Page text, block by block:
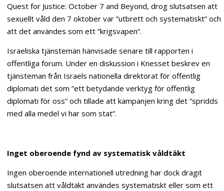
Quest for Justice: October 7 and Beyond, drog slutsatsen att
sexuellt våld den 7 oktober var ”utbrett och systematiskt” och
att det användes som ett ”krigsvapen”.
Israeliska tjänstemän hänvisade senare till rapporten i
offentliga forum. Under en diskussion i Knesset beskrev en
tjänsteman från Israels nationella direktorat för offentlig
diplomati det som ”ett betydande verktyg för offentlig
diplomati för oss” och tillade att kampanjen kring det ”spridds
med alla medel vi har som stat”.
Inget oberoende fynd av systematisk våldtäkt
Ingen oberoende internationell utredning har dock dragit
slutsatsen att våldtäkt användes systematiskt eller som ett